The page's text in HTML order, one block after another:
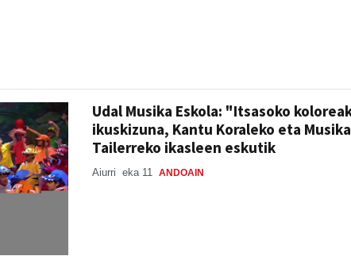
Udal Musika Eskola: "Itsasoko
ikuskizuna, Kantu Koraleko eta Musika
Tailerreko ikasleen eskutik
Aiurri eka 11 ANDOAIN